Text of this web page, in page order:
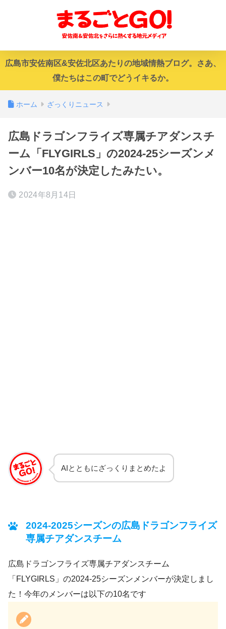
広島市安佐南区&安佐北区あたりの地域情熱ブログ。さあ、
僕たちはこの町でどうイキるか。
ホーム ざっくりニュース
広島ドラゴンフライズ専属チアダンスチ
ーム「FLYGIRLS」の2024-25シーズンメ
ンバー10名が決定したみたい。
2024年8月14日
AIとともにざっくりまとめたよ
2024-2025シーズンの広島ドラゴンフライズ
専属チアダンスチーム
広島ドラゴンフライズ専属チアダンスチーム
「FLYGIRLS」の2024-25シーズンメンバーが決定しまし
た！今年のメンバーは以下の10名です